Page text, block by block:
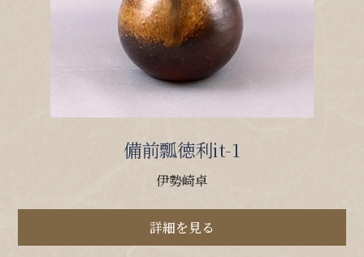
備前瓢徳利it-1
伊勢崎卓
詳細を見る